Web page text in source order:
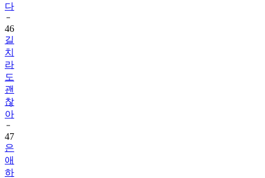
다
46
길
치
라
도
괜
찮
아
47
은
애
하